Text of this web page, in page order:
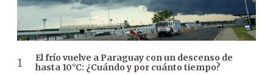
El frío vuelve a Paraguay con un descenso de
hasta 10°C: ¿Cuándo y por cuánto tiempo?